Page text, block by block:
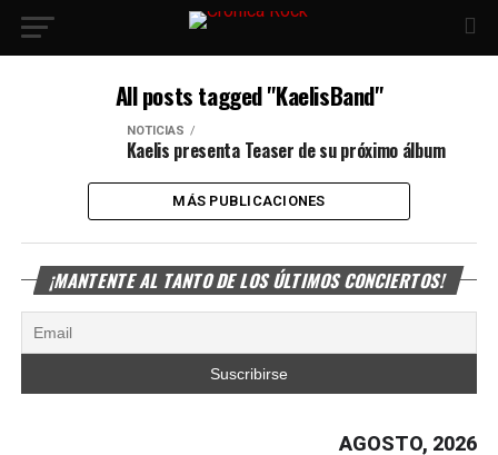
All posts tagged "KaelisBand"
NOTICIAS
Kaelis presenta Teaser de su próximo álbum
MÁS PUBLICACIONES
¡MANTENTE AL TANTO DE LOS ÚLTIMOS CONCIERTOS!
AGOSTO, 2026